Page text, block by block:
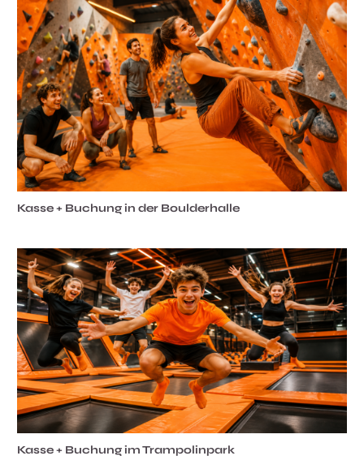
Kasse + Buchung in der Boulderhalle
Kasse + Buchung im Trampolinpark